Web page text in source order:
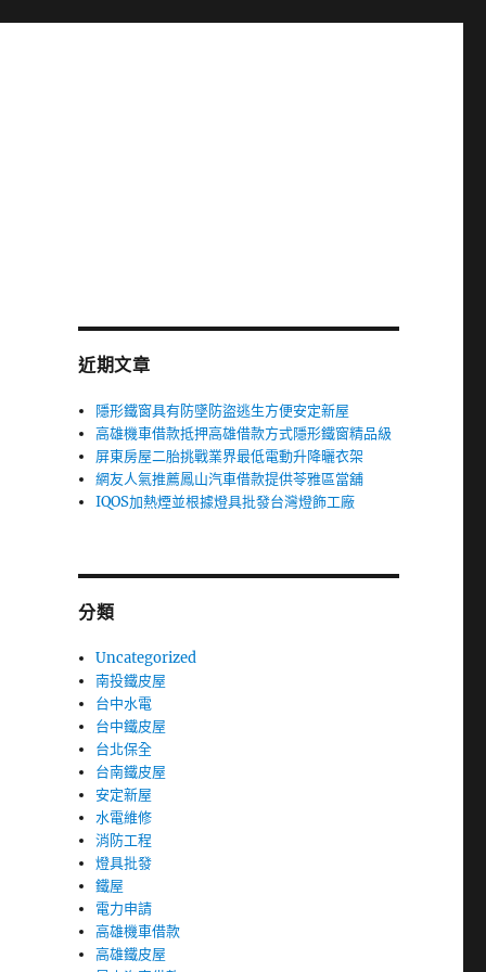
近期文章
隱形鐵窗具有防墜防盜逃生方便安定新屋
高雄機車借款抵押高雄借款方式隱形鐵窗精品級
屏東房屋二胎挑戰業界最低電動升降曬衣架
網友人氣推薦鳳山汽車借款提供苓雅區當舖
IQOS加熱煙並根據燈具批發台灣燈飾工廠
分類
Uncategorized
南投鐵皮屋
台中水電
台中鐵皮屋
台北保全
台南鐵皮屋
安定新屋
水電維修
消防工程
燈具批發
鐵屋
電力申請
高雄機車借款
高雄鐵皮屋